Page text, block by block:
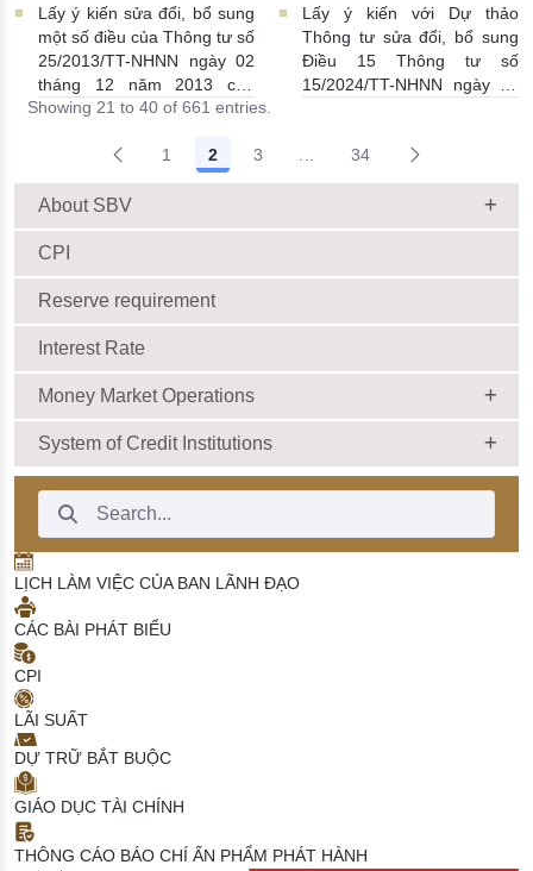
ngoại hối liên quan đến
phân cấp, đơn giản hóa thủ
tục hành chính 14/05/2026 |
09:00:00
điều của một số Thông tư
liên quan đến cắt giảm, đơn
giản hóa, phân cấp thực
hiện thủ tục hành chính
14/05/2026 | 03:14:00
Lấy ý kiến sửa đổi, bổ sung
một số điều của Thông tư số
25/2013/TT-NHNN ngày 02
tháng 12 năm 2013 của
Thống đốc Ngân hàng Nhà
thu, đổi tiền không đủ tiêu
chuẩn lưu thông 13/05/2026
| 09:02:00
Lấy ý kiến với Dự thảo
Thông tư sửa đổi, bổ sung
Điều 15 Thông tư số
15/2024/TT-NHNN ngày 28
nước Việt Nam quy định về
cung ứng dịch vụ thanh toán
không dùng tiền mặt.
13/05/2026 | 09:00:00
Showing 21 to 40 of 661 entries.
1 2 3 Intermediate Pages Use
34
About SBV
CPI
Reserve requirement
Interest Rate
Money Market Operations
System of Credit Institutions
Search Bar
LỊCH LÀM VIỆC CỦA BAN LÃNH ĐẠO
CÁC BÀI PHÁT BIỂU
CPI
LÃI SUẤT
DỰ TRỮ BẮT BUỘC
GIÁO DỤC TÀI CHÍNH
THÔNG CÁO BÁO CHÍ ẤN PHẨM PHÁT HÀNH